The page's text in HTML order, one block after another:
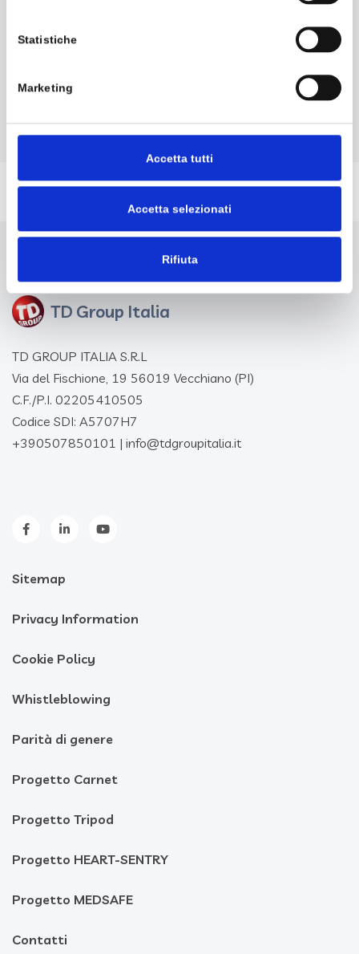
Statistiche
Marketing
Accetta tutti
Accetta selezionati
Rifiuta
condivisione dei tuoi file in tutta
Contattaci
TD GROUP ITALIA S.R.L
Via del Fischione, 19 56019 Vecchiano (PI)
C.F./P.I. 02205410505
Codice SDI: A5707H7
+390507850101 | info@tdgroupitalia.it
Sitemap
Privacy Information
Cookie Policy
Whistleblowing
Parità di genere
Progetto Carnet
Progetto Tripod
Progetto HEART-SENTRY
Progetto MEDSAFE
Contatti